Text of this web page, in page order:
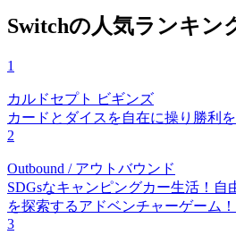
Switchの人気ランキン
1
カルドセプト ビギンズ
カードとダイスを自在に操り勝利
2
Outbound / アウトバウンド
SDGsなキャンピングカー生活！自
を探索するアドベンチャーゲーム！
3